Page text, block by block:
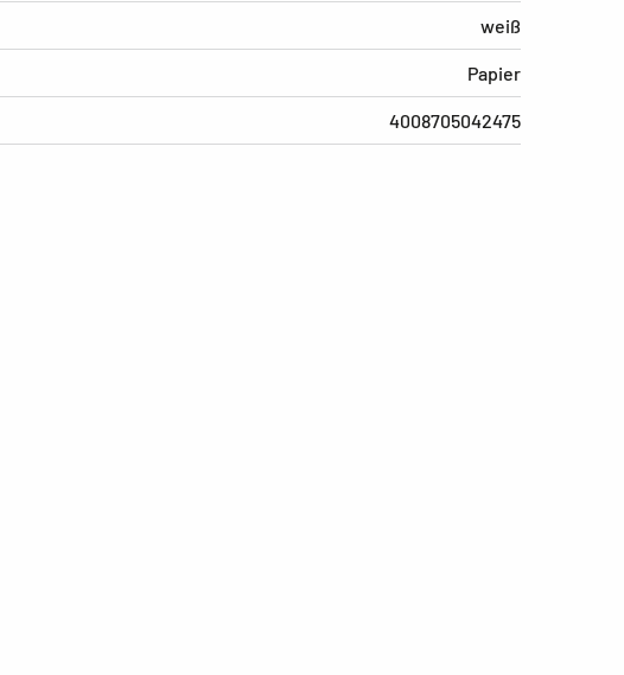
weiß
Papier
4008705042475